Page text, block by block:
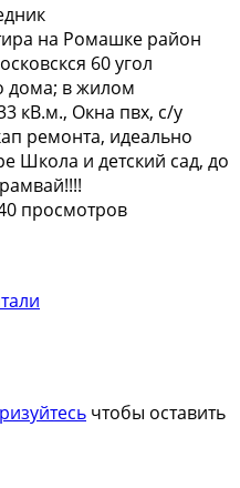
на Ромашке район
60 угол
дома; в жилом
кВ.м., Окна пвх, с/у
ремонта, идеально
Школа и детский сад, до
просмотров
чтобы оставить